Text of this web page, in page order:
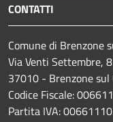
CONTATTI
Comune di Brenzone
Via Venti Settembre,
37010 - Brenzone sul
Codice Fiscale:
Partita IVA: